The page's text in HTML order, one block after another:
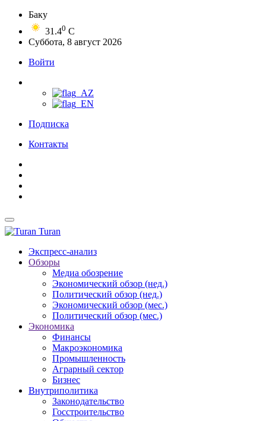
Баку
31.40 C
Суббота, 8 август 2026
Войти
Подписка
Контакты
Turan
Экспресс-анализ
Обзоры
Медиа обозрение
Экономический обзор (нед.)
Политический обзор (нед.)
Экономический обзор (мес.)
Политический обзор (мес.)
Экономика
Финансы
Макроэкономика
Промышленность
Аграрный сектор
Бизнес
Внутриполитика
Законодательство
Госстроительство